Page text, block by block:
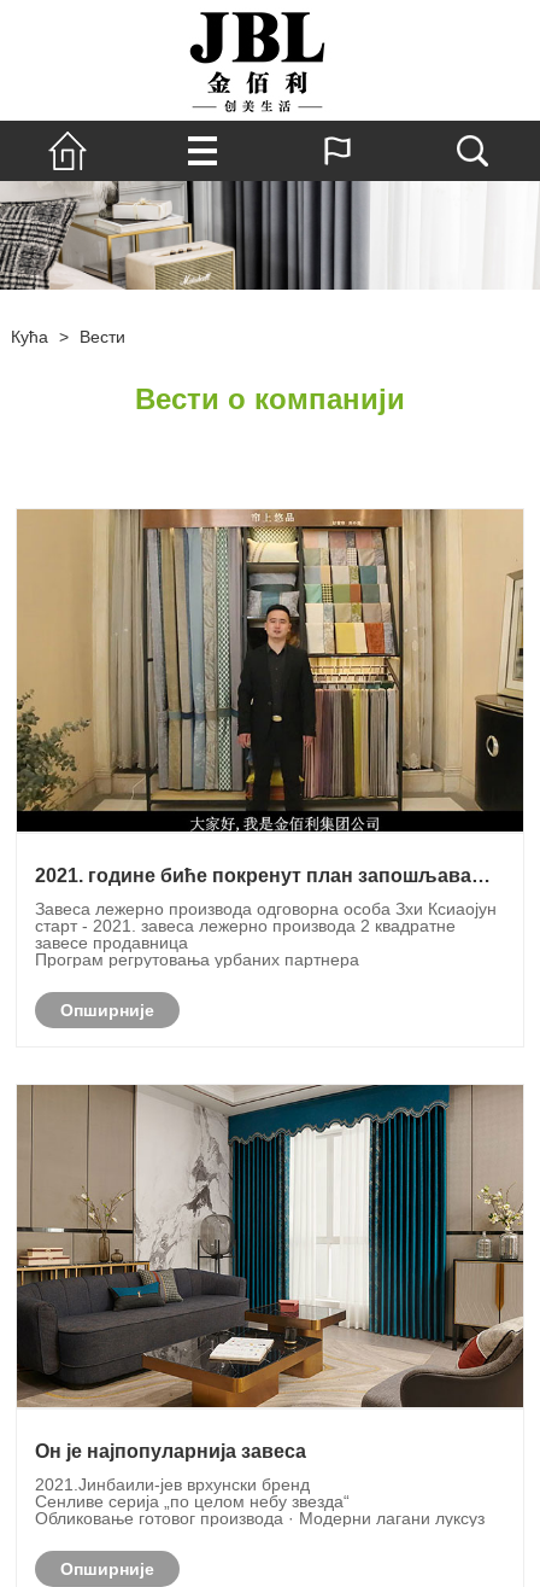
Кућа > Вести
Вести о компанији
2021. године биће покренут план запошљавања
градских партнера!
Завеса лежерно производа одговорна особа Зхи Ксиаојун
старт - 2021. завеса лежерно производа 2 квадратне
завесе продавница
Програм регрутовања урбаних партнера
Опширније
Он је најпопуларнија завеса
2021.Јинбаили-јев врхунски бренд
Сенливе серија „по целом небу звезда“
Обликовање готовог производа · Модерни лагани луксуз
Опширније